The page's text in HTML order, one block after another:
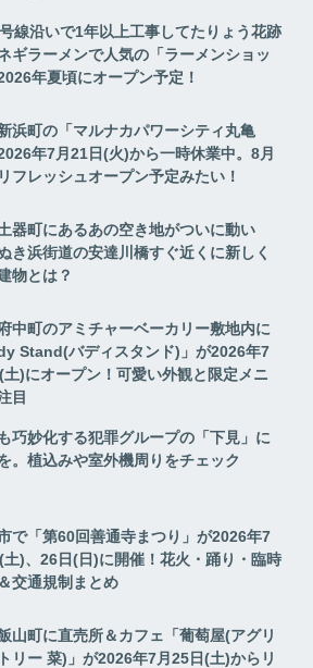
線沿いで1年以上工事してたりょう花跡
ギラーメンで人気の「ラーメンショッ
年夏頃にオープン予定！
浜町の「マルナカパワーシティ丸亀
年7月21日(火)から一時休業中。8月
フレッシュオープン予定みたい！
器町にあるあの空き地がついに動い
き浜街道の安達川橋すぐ近くに新しく
物とは？
中町のアミチャーベーカリー敷地内に
Stand(バディスタンド)」が2026年7
土)にオープン！可愛い外観と限定メニ
目
巧妙化する犯罪グループの「下見」に
。植込みや室外機周りをチェック
で「第60回善通寺まつり」が2026年7
土)、26日(日)に開催！花火・踊り・臨時
交通規制まとめ
山町に直売所＆カフェ「葡萄屋(アグリ
リー 菜)」が2026年7月25日(土)からリ